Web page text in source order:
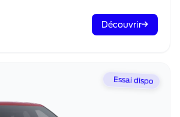
Découvrir
Essai dispo